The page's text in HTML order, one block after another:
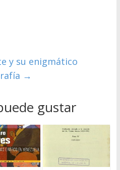
y su enigmático
→
gustar